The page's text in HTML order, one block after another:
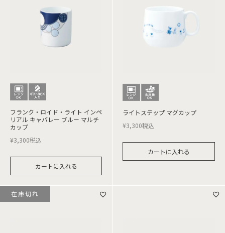
フランク・ロイド・ライト インペ
リアル キャバレー ブルー マルチ
カップ
¥3,300税込
カートに入れる
ライトステップ マグカップ
¥3,300税込
カートに入れる
在庫切れ